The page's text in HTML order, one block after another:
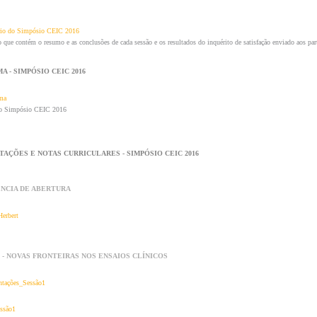
do Simpósio CEIC 2016
contém o resumo e as conclusões de cada sessão e os resultados do inquérito de satisfação enviado aos
- SIMPÓSIO CEIC 2016
Simpósio CEIC 2016
E NOTAS CURRICULARES - SIMPÓSIO CEIC 2016
DE ABERTURA
- NOVAS FRONTEIRAS NOS ENSAIOS CLÍNICOS